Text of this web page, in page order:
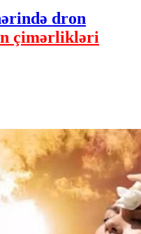
dron
çimərlikləri